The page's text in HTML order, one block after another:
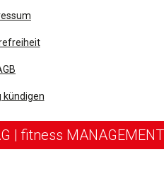
kündigen
| fitness MANAGEMENT